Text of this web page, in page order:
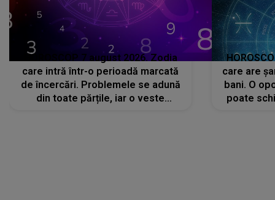
HOROSCOP 7 august 2026. Zodia
care intră într-o perioadă marcată
de încercări. Problemele se adună
din toate părțile, iar o veste
care are
bani. O
poate